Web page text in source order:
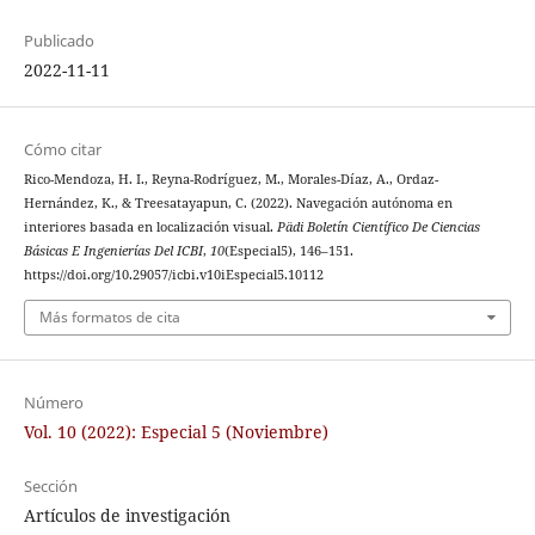
Publicado
2022-11-11
Cómo citar
Rico-Mendoza, H. I., Reyna-Rodríguez, M., Morales-Díaz, A., Ordaz-
Hernández, K., & Treesatayapun, C. (2022). Navegación autónoma en
interiores basada en localización visual. Pädi Boletín Científico De Ciencias
Básicas E Ingenierías Del ICBI, 10(Especial5), 146–151.
https://doi.org/10.29057/icbi.v10iEspecial5.10112
Más formatos de cita
Número
Vol. 10 (2022): Especial 5 (Noviembre)
Sección
Artículos de investigación